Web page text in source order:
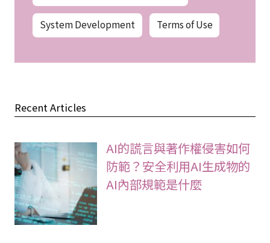
System Development Terms of Use
Recent Articles
AI的謊言與著作權侵害如何
防範？安全利用AI生成物的
AI內部規範是什麼